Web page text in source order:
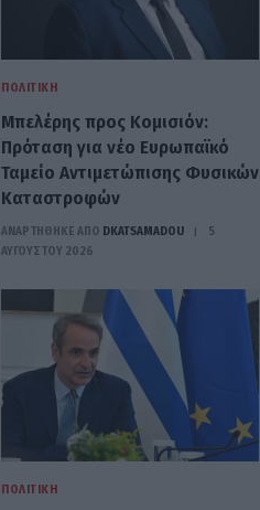
ΠΟΛΙΤΙΚΉ
Μπελέρης προς Κομισιόν:
Πρόταση για νέο Ευρωπαϊκό
Ταμείο Αντιμετώπισης Φυσικών
Καταστροφών
ΑΝΑΡΤΗΘΗΚΕ ΑΠΟ DKATSAMADOU
5
ΑΥΓΟΎΣΤΟΥ 2026
ΠΟΛΙΤΙΚΉ